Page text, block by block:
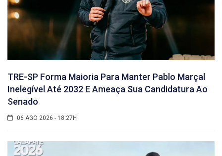
TRE-SP Forma Maioria Para Manter Pablo Marçal
Inelegível Até 2032 E Ameaça Sua Candidatura Ao
Senado
06 AGO 2026 - 18:27H